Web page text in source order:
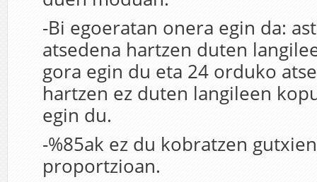
-Bi egoeratan onera egin da:
atsedena hartzen duten
gora egin du eta 24 orduko
hartzen ez duten langileen
egin du.
-%85ak ez du kobratzen
proportzioan.